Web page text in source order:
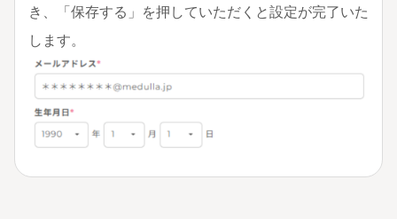
き、「保存する」を押していただくと設定が完了いた
します。